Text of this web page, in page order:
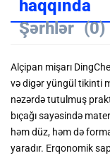
haqqında
Şərhlər (0)
Alçipan mişarı
və digər yüngül tikinti
nəzərdə tutulmuş
bıçağı sayəsində
həm düz, həm də
yaradır. Erqonomik